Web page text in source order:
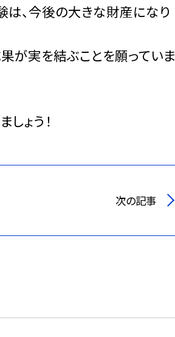
は、今後の大きな財産になり
が実を結ぶことを願っていま
ょう！
次の記事